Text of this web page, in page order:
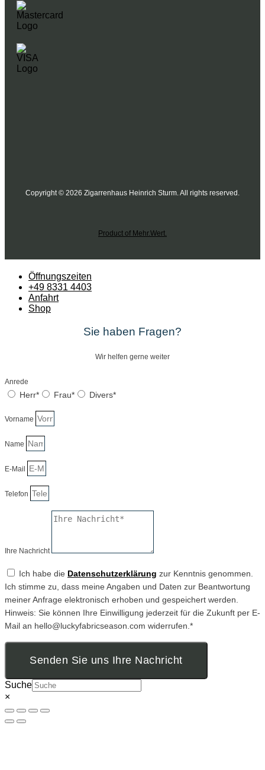
Copyright © 2026 Zigarrenhaus Heinrich Sturm. All rights reserved.
Product of Mehr.Wert.
Öffnungszeiten
+49 8331 4403
Anfahrt
Shop
Sie haben Fragen?
Wir helfen gerne weiter
Anrede
Herr* Frau* Divers*
Vorname
Name
E-Mail
Telefon
Ihre Nachricht
Ich habe die Datenschutzerklärung zur Kenntnis genommen.
Ich stimme zu, dass meine Angaben und Daten zur Beantwortung
meiner Anfrage elektronisch erhoben und gespeichert werden.
Hinweis: Sie können Ihre Einwilligung jederzeit für die Zukunft per E-
Mail an hello@luckyfabricseason.com widerrufen.*
Senden Sie uns Ihre Nachricht
Suche
×